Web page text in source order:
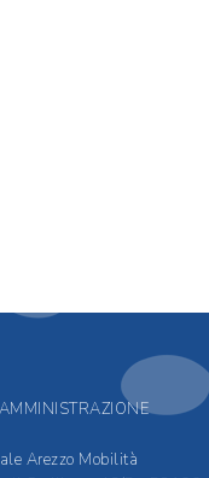
Arezzo Mobilità